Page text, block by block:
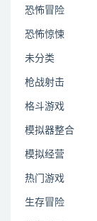
恐怖冒险
恐怖惊悚
未分类
枪战射击
格斗游戏
模拟器整合
模拟经营
热门游戏
生存冒险